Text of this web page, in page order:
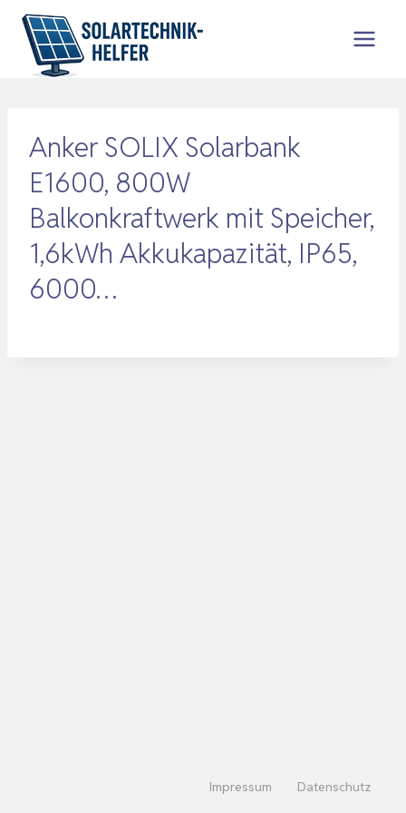
Zum
Inhalt
springen
Anker SOLIX Solarbank
E1600, 800W
Balkonkraftwerk mit Speicher,
1,6kWh Akkukapazität, IP65,
6000…
Impressum Datenschutz